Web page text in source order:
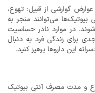
گوارشی از قبیل: تهوع،
می‌توانند منجر به
در موارد نادر حساسیت
برای زندگی فرد به دنبال
این داروها پرهیز کنید.
و مدت مصرف آنتی بیوتیک